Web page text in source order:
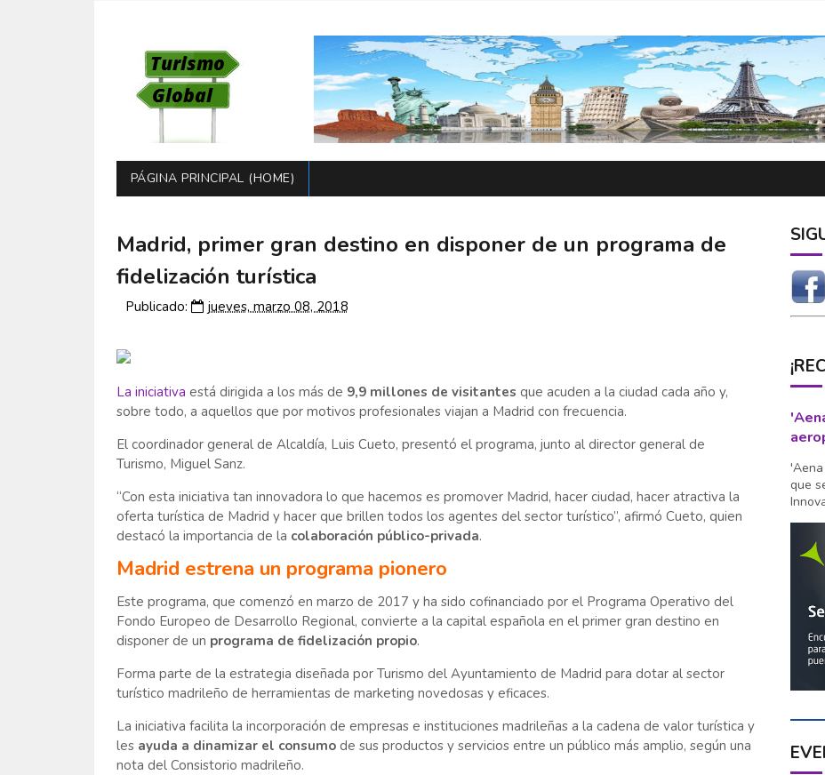
PÁGINA PRINCIPAL (HOME)
Madrid, primer gran destino en disponer de un programa de
fidelización turística
Publicado: jueves, marzo 08, 2018
La iniciativa está dirigida a los más de 9,9 millones de visitantes que acuden a la ciudad cada año y,
sobre todo, a aquellos que por motivos profesionales viajan a Madrid con frecuencia.
El coordinador general de Alcaldía, Luis Cueto, presentó el programa, junto al director general de
Turismo, Miguel Sanz.
“Con esta iniciativa tan innovadora lo que hacemos es promover Madrid, hacer ciudad, hacer atractiva la
oferta turística de Madrid y hacer que brillen todos los agentes del sector turístico”, afirmó Cueto, quien
destacó la importancia de la colaboración público-privada.
Madrid estrena un programa pionero
Este programa, que comenzó en marzo de 2017 y ha sido cofinanciado por el Programa Operativo del
Fondo Europeo de Desarrollo Regional, convierte a la capital española en el primer gran destino en
disponer de un programa de fidelización propio.
Forma parte de la estrategia diseñada por Turismo del Ayuntamiento de Madrid para dotar al sector
turístico madrileño de herramientas de marketing novedosas y eficaces.
La iniciativa facilita la incorporación de empresas e instituciones madrileñas a la cadena de valor turística y
les ayuda a dinamizar el consumode sus productos y servicios entre un público más amplio, según una
nota del Consistorio madrileño.
que